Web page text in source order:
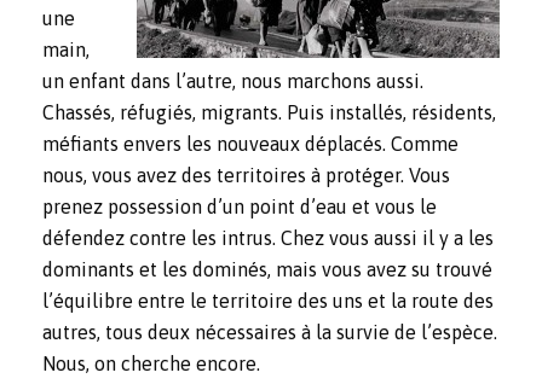
une
main,
un enfant dans l’autre, nous marchons aussi.
Chassés, réfugiés, migrants. Puis installés, résidents,
méfiants envers les nouveaux déplacés. Comme
nous, vous avez des territoires à protéger. Vous
prenez possession d’un point d’eau et vous le
défendez contre les intrus. Chez vous aussi il y a les
dominants et les dominés, mais vous avez su trouvé
l’équilibre entre le territoire des uns et la route des
autres, tous deux nécessaires à la survie de l’espèce.
Nous, on cherche encore.